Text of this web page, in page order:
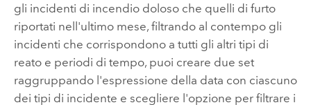
gli incidenti di incendio doloso che quelli di furto
riportati nell'ultimo mese, filtrando al contempo gli
incidenti che corrispondono a tutti gli altri tipi di
reato e periodi di tempo, puoi creare due set
raggruppando l'espressione della data con ciascuno
dei tipi di incidente e scegliere l'opzione per filtrare i